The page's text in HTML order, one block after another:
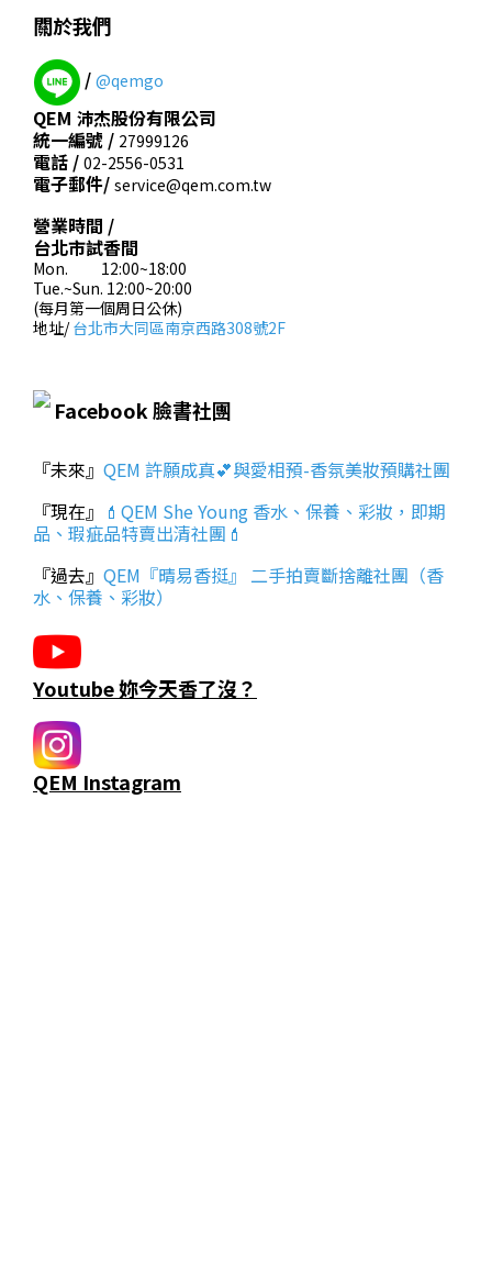
關於我們
/ @qemgo
QEM 沛杰股份有限公司
統一編號 / 27999126
電話 / 02-2556-0531
電子郵件/ service@qem.com.tw
營業時間 /
台北市試香間
Mon. 12:00~18:00
Tue.~Sun. 12:00~20:00
(每月第一個周日公休)
地址/台北市大同區南京西路308號2F
Facebook 臉書社團
『未來』 QEM 許願成真💕與愛相預-香氛美妝預購社團
『現在』 💄QEM She Young 香水、保養、彩妝，即期
品、瑕疵品特賣出清社團💄
『過去』 QEM『晴易香挺』 二手拍賣斷捨離社團（香
水、保養、彩妝）
Youtube 妳今天香了沒？
QEM Instagram